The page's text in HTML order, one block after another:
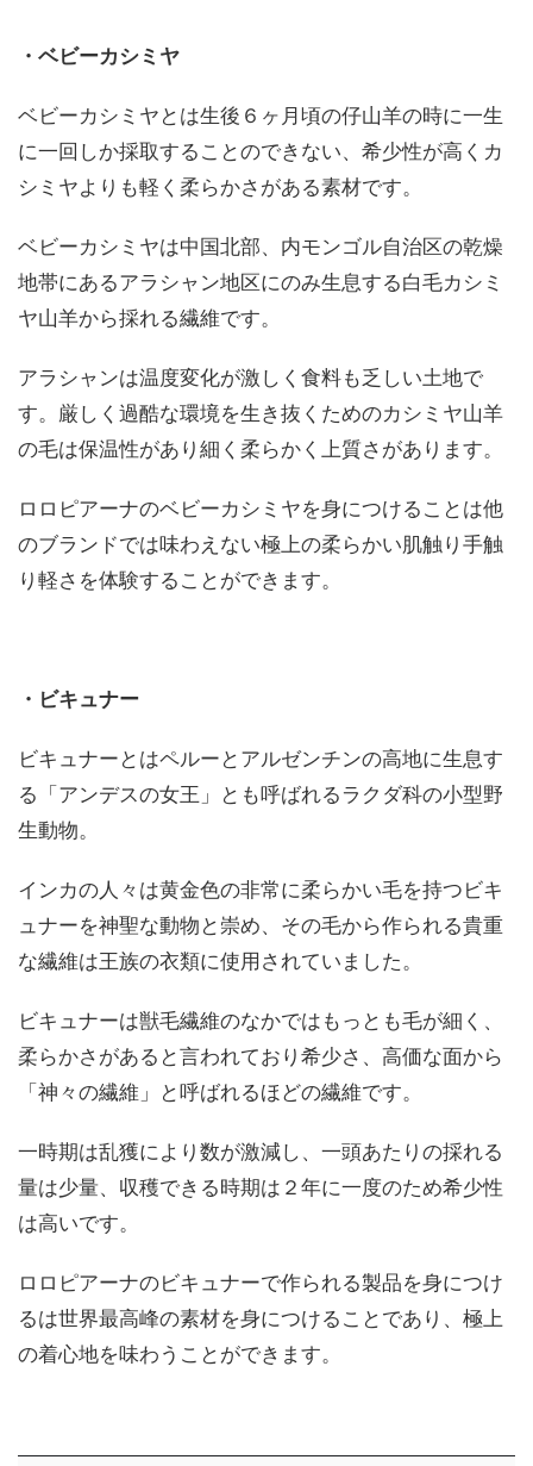
・ベビーカシミヤ
ベビーカシミヤとは生後６ヶ月頃の仔山羊の時に一生
に一回しか採取することのできない、希少性が高くカ
シミヤよりも軽く柔らかさがある素材です。
ベビーカシミヤは中国北部、内モンゴル自治区の乾燥
地帯にあるアラシャン地区にのみ生息する白毛カシミ
ヤ山羊から採れる繊維です。
アラシャンは温度変化が激しく食料も乏しい土地で
す。厳しく過酷な環境を生き抜くためのカシミヤ山羊
の毛は保温性があり細く柔らかく上質さがあります。
ロロピアーナのベビーカシミヤを身につけることは他
のブランドでは味わえない極上の柔らかい肌触り手触
り軽さを体験することができます。
・ビキュナー
ビキュナーとはペルーとアルゼンチンの高地に生息す
る「アンデスの女王」とも呼ばれるラクダ科の小型野
生動物。
インカの人々は黄金色の非常に柔らかい毛を持つビキ
ュナーを神聖な動物と崇め、その毛から作られる貴重
な繊維は王族の衣類に使用されていました。
ビキュナーは獣毛繊維のなかではもっとも毛が細く、
柔らかさがあると言われており希少さ、高価な面から
「神々の繊維」と呼ばれるほどの繊維です。
一時期は乱獲により数が激減し、一頭あたりの採れる
量は少量、収穫できる時期は２年に一度のため希少性
は高いです。
ロロピアーナのビキュナーで作られる製品を身につけ
るは世界最高峰の素材を身につけることであり、極上
の着心地を味わうことができます。